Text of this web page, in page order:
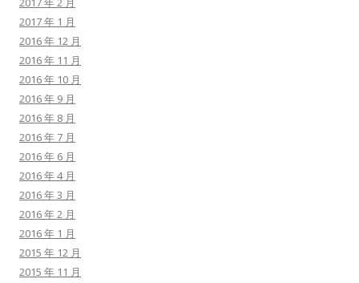
2017 年 1 月
2016 年 12 月
2016 年 11 月
2016 年 10 月
2016 年 9 月
2016 年 8 月
2016 年 7 月
2016 年 6 月
2016 年 4 月
2016 年 3 月
2016 年 2 月
2016 年 1 月
2015 年 12 月
2015 年 11 月